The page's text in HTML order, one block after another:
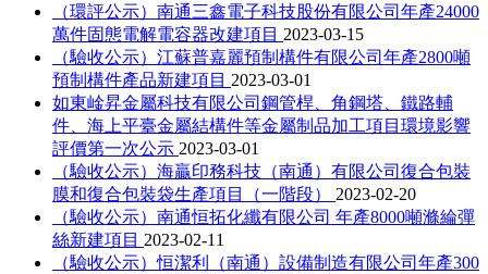
（環評公示）南通三鑫電子科技股份有限公司年產24000
萬件固態電解電容器改建項目 2023-03-15
（驗收公示）江蘇普嘉麗預制構件有限公司年產2800噸
預制構件產品新建項目 2023-03-01
如東崯昇金屬科技有限公司鋼管桿、角鋼塔、鐵路輔
件、海上平臺金屬結構件等金屬制品加工項目環境影響
評價第一次公示 2023-03-01
（驗收公示）海贏印務科技（南通）有限公司復合包裝
膜和復合包裝袋生產項目（一階段） 2023-02-20
（驗收公示）南通恒拓化纖有限公司 年產8000噸滌綸彈
絲新建項目 2023-02-11
（驗收公示）恒潔利（南通）設備制造有限公司年產300